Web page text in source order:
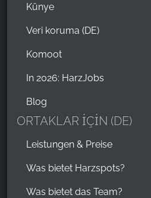
Künye
Veri koruma (DE)
Komoot
In 2026: HarzJobs
Blog
ORTAKLAR İÇİN (DE)
Leistungen & Preise
Was bietet Harzspots?
Was bietet das Team?